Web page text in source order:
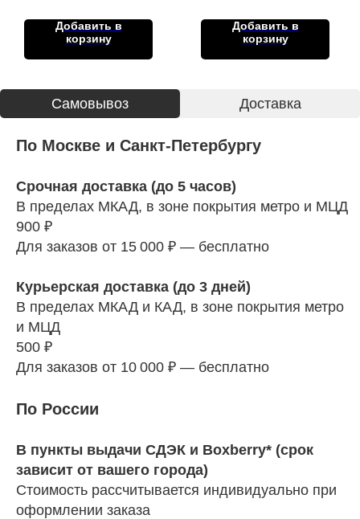
Добавить в
корзину
Добавить в
корзину
Cамовывоз Доставка
По Москве и Санкт-Петербургу
Срочная доставка (до 5 часов)
В пределах МКАД, в зоне покрытия метро и МЦД
900 ₽
Для заказов от 15 000 ₽ — бесплатно
Курьерская доставка (до 3 дней)
В пределах МКАД и КАД, в зоне покрытия метро
и МЦД
500 ₽
Для заказов от 10 000 ₽ — бесплатно
По России
В пункты выдачи СДЭК и Boxberry* (срок
зависит от вашего города)
Стоимость рассчитывается индивидуально при
оформлении заказа